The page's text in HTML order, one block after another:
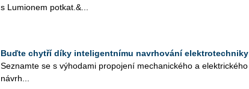
s Lu­mi­o­nem po­tkat.&...
Buďte chytří díky inteligentnímu navrhování elektrotechniky
Se­znam­te se s vý­ho­da­mi pro­po­je­ní me­cha­nic­ké­ho a elek­tric­ké­ho
ná­vr­h...